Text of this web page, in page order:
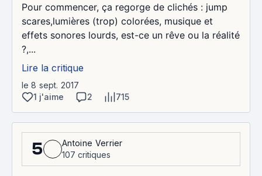
Pour commencer, ça regorge de clichés : jump
scares,lumières (trop) colorées, musique et
effets sonores lourds, est-ce un rêve ou la réalité
?,...
Lire la critique
le 8 sept. 2017
1 j'aime
2 715
5
Antoine Verrier
107 critiques